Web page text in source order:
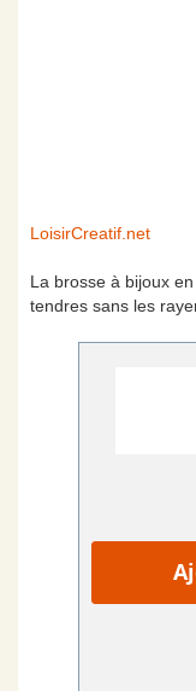
LoisirCreatif.net
La brosse à bijoux
tendres sans les
Skip
the
beginning